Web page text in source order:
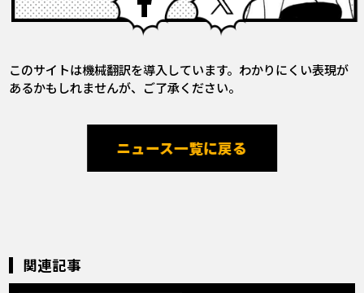
このサイトは機械翻訳を導入しています。わかりにくい表現が
あるかもしれませんが、ご了承ください。
ニュース一覧に戻る
関連記事